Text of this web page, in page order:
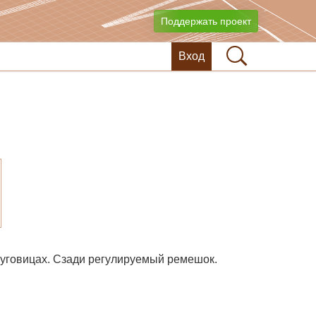
Поддержать проект
Вход
Сзади регулируемый ремешок.